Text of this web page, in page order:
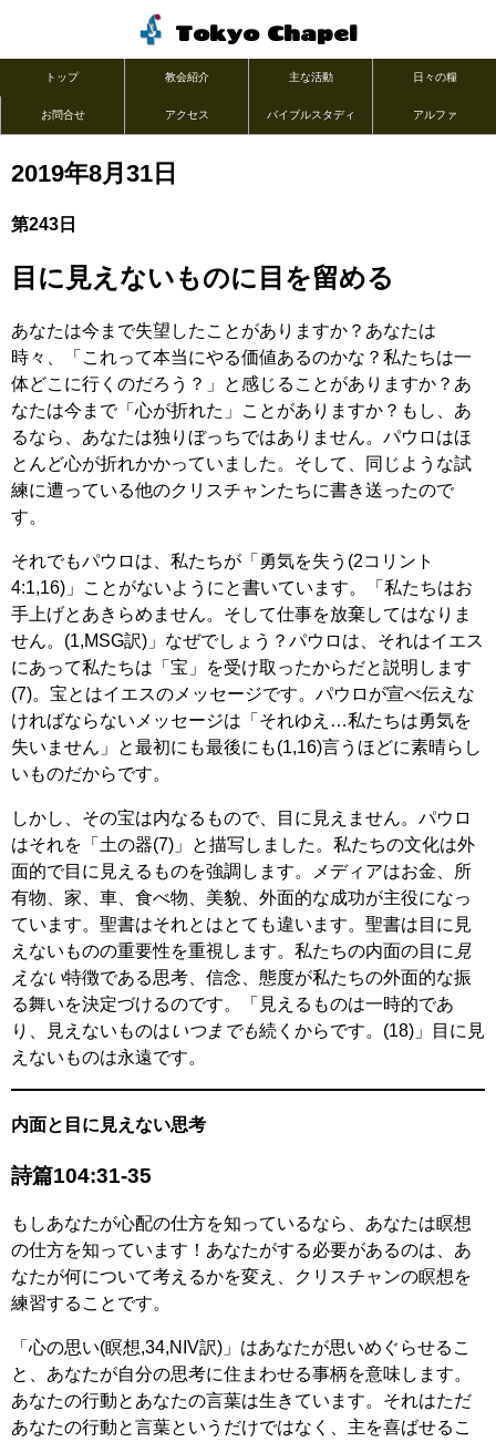
Tokyo Chapel
トップ 教会紹介 主な活動 日々の糧
お問合せ アクセス バイブルスタディ アルファ
2019年8月31日
第243日
目に見えないものに目を留める
あなたは今まで失望したことがありますか？あなたは
時々、「これって本当にやる価値あるのかな？私たちは一
体どこに行くのだろう？」と感じることがありますか？あ
なたは今まで「心が折れた」ことがありますか？もし、あ
るなら、あなたは独りぼっちではありません。パウロはほ
とんど心が折れかかっていました。そして、同じような試
練に遭っている他のクリスチャンたちに書き送ったので
す。
それでもパウロは、私たちが「勇気を失う(2コリント
4:1,16)」ことがないようにと書いています。「私たちはお
手上げとあきらめません。そして仕事を放棄してはなりま
せん。(1,MSG訳)」なぜでしょう？パウロは、それはイエス
にあって私たちは「宝」を受け取ったからだと説明します
(7)。宝とはイエスのメッセージです。パウロが宣べ伝えな
ければならないメッセージは「それゆえ…私たちは勇気を
失いません」と最初にも最後にも(1,16)言うほどに素晴らし
いものだからです。
しかし、その宝は内なるもので、目に見えません。パウロ
はそれを「土の器(7)」と描写しました。私たちの文化は外
面的で目に見えるものを強調します。メディアはお金、所
有物、家、車、食べ物、美貌、外面的な成功が主役になっ
ています。聖書はそれとはとても違います。聖書は目に見
えないものの重要性を重視します。私たちの内面の目に 見
えない特徴である思考、信念、態度が私たちの外面的な振
る舞いを決定づけるのです。「見えるものは一時的であ
り、見えないものはいつまでも続くからです。(18)」目に見
えないものは永遠です。
内面と目に見えない思考
詩篇104:31-35
もしあなたが心配の仕方を知っているなら、あなたは瞑想
の仕方を知っています！あなたがする必要があるのは、あ
なたが何について考えるかを変え、クリスチャンの瞑想を
練習することです。
「心の思い(瞑想,34,NIV訳)」はあなたが思いめぐらせるこ
と、あなたが自分の思考に住まわせる事柄を意味します。
あなたの行動とあなたの言葉は生きています。それはただ
あなたの行動と言葉というだけではなく、主を喜ばせるこ